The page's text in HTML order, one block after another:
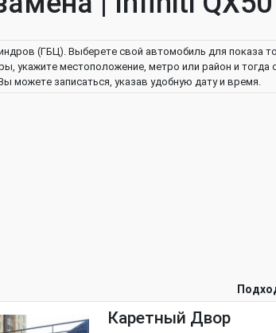
(ГБЦ). Выберете свой автомобиль для показа
укажите местоположение, метро или район и тогда
можете записаться, указав удобную дату и время.
Каретный Двор